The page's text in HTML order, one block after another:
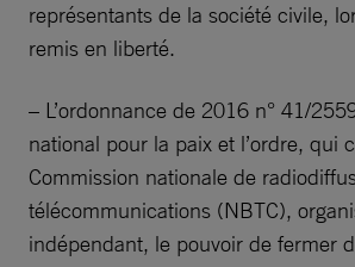
représentants de la société civile,
remis en liberté.
– L’ordonnance de 2016 n° 41/
national pour la paix et l’ordre, qui
Commission nationale de
télécommunications (NBTC),
indépendant, le pouvoir de fermer